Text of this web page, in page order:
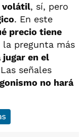
volátil, sí, pero
. En este
precio tiene
la pregunta más
jugar en el
Las señales
no hará